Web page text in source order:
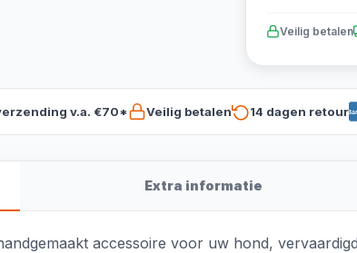
Veilig betalen
v.a. €70* Veilig betalen 14 dagen retour
Extra informatie
accessoire voor uw hond,